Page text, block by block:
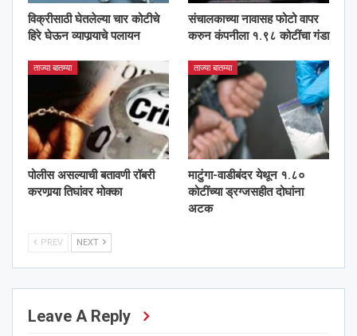
विक्रीसाठी घेतलेल्या चार कोटीचे
हिरे घेऊन व्यापार्‍याचे पलायन
संचालकाच्या नावासह फोटो वापर
करुन कंपनीला १.९८ कोटींचा गंडा
ताज्या बातम्या
पोलीस असल्याची बतावणी रॉबरी
करणार्‍या तिघांवर मोक्का
ताज्या बातम्या
माटुंगा-वाडीबंदर येथून १.८०
कोटींच्या ड्रग्जसहीत दोघांना
अटक
PREV NEXT
Leave A Reply